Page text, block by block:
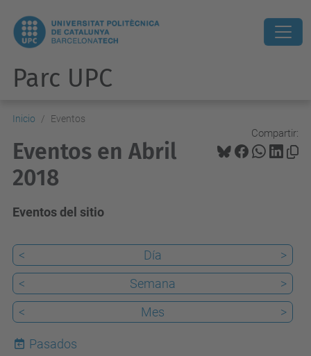
Parc UPC
Inicio Eventos
Compartir:
Eventos en Abril
2018
Eventos del sitio
< Día
>
<
Semana
>
<
Mes >
Pasados